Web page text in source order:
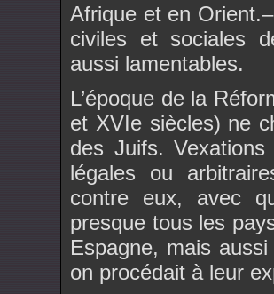
Afrique et en
civiles et sociales
aussi lamentables.
L’époque de la
et XVIe siècles) ne
des Juifs.
légales ou
contre eux, avec
presque tous les
Espagne, mais
on procédait à leur